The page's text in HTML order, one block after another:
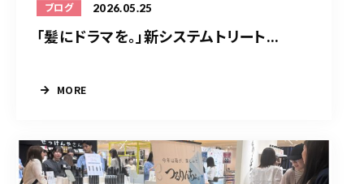
ブログ 2026.05.25
「髪にドラマを。」新システムトリート...
MORE